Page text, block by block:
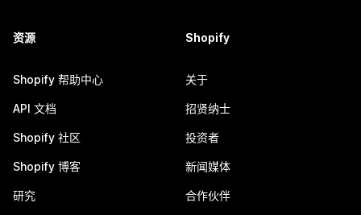
资源
Shopify 帮助中心
API 文档
Shopify 社区
Shopify 博客
研究
Shopify
关于
招贤纳士
投资者
新闻媒体
合作伙伴